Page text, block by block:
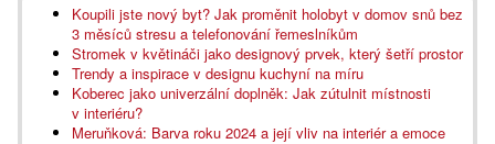
Koupili jste nový byt? Jak proměnit holobyt v domov snů bez
3 měsíců stresu a telefonování řemeslníkům
Stromek v květináči jako designový prvek, který šetří prostor
Trendy a inspirace v designu kuchyní na míru
Koberec jako univerzální doplněk: Jak zútulnit místnosti
v interiéru?
Meruňková: Barva roku 2024 a její vliv na interiér a emoce